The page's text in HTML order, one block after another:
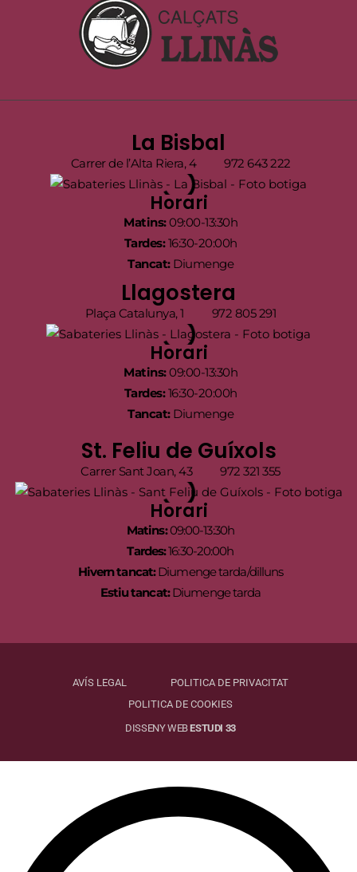
La Bisbal
Carrer de l’Alta Riera, 4 972 643 222
Horari
Matins:09:00-13:30h
Tardes:16:30-20:00h
Tancat:Diumenge
Llagostera
Plaça Catalunya, 1 972 805 291
Horari
Matins:09:00-13:30h
Tardes:16:30-20:00h
Tancat:Diumenge
St. Feliu de Guíxols
Carrer Sant Joan, 43 972 321 355
Horari
Matins:09:00-13:30h
Tardes:16:30-20:00h
Hivern tancat:Diumenge tarda/dilluns
Estiu tancat:Diumenge tarda
AVÍS LEGAL
POLITICA DE PRIVACITAT
POLITICA DE COOKIES
DISSENY WEBESTUDI 33